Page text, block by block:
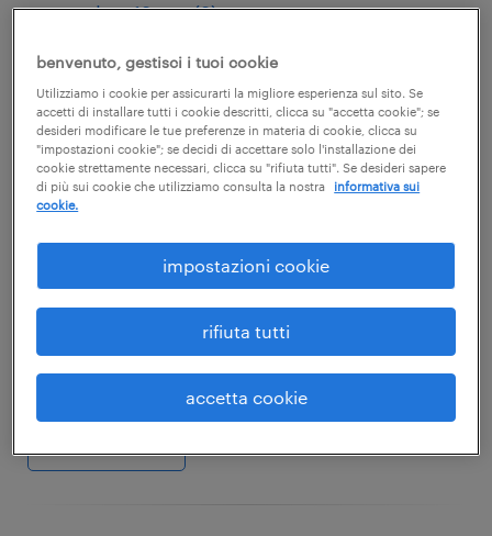
oltre 12 ore (2)
corso online - la sicurezza
nelle attività di cucina - 15
minuti
Informazione ai lavoratori sui rischi specifici
ai sensi dell'articolo 36 del Decreto
Legislativo 81 del 2008 - La sicurezza nelle
attività di cucina
benvenuto, gestisci i tuoi cookie
Utilizziamo i cookie per assicurarti la migliore esperienza sul sito. Se
accetti di installare tutti i cookie descritti, clicca su "accetta cookie"; se
desideri modificare le tue preferenze in materia di cookie, clicca su
"impostazioni cookie"; se decidi di accettare solo l'installazione dei
cookie strettamente necessari, clicca su "rifiuta tutti". Se desideri sapere
di più sui cookie che utilizziamo consulta la nostra
informativa sui
cookie.
impostazioni cookie
rifiuta tutti
accetta cookie